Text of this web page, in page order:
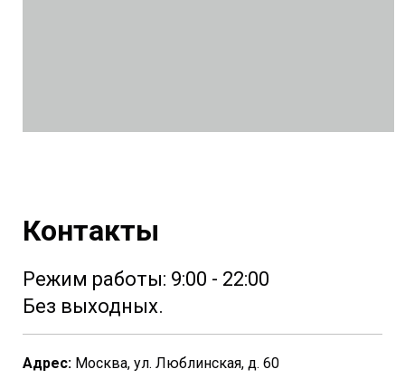
Контакты
Режим работы: 9:00 - 22:00
Без выходных.
Адрес: Москва, ул. Люблинская, д. 60